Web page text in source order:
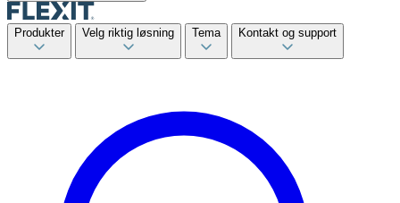
Produkter Velg riktig løsning Tema Kontakt og support